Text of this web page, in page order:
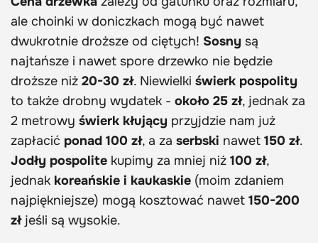
ale choinki w doniczkach mogą być nawet
dwukrotnie droższe od ciętych! Sosny są
najtańsze i nawet spore drzewko nie będzie
droższe niż 20-30 zł. Niewielki świerk pospolity
to także drobny wydatek - około 25 zł, jednak za
2 metrowy świerk kłujący przyjdzie nam już
zapłacić ponad 100 zł, a za serbski nawet 150 zł.
Jodły pospolite kupimy za mniej niż 100 zł,
jednak koreańskie i kaukaskie (moim zdaniem
najpiękniejsze) mogą kosztować nawet 150-200
złjeśli są wysokie.